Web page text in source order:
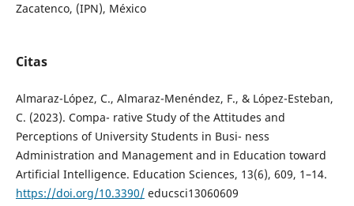
Zacatenco, (IPN), México
Citas
Almaraz-López, C., Almaraz-Menéndez, F., & López-Esteban,
C. (2023). Compa- rative Study of the Attitudes and
Perceptions of University Students in Busi- ness
Administration and Management and in Education toward
Artificial Intelligence. Education Sciences, 13(6), 609, 1–14.
https://doi.org/10.3390/educsci13060609